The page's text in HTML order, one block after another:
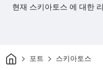
현재 스키아토스 에 대한
집 포트 스키아토스